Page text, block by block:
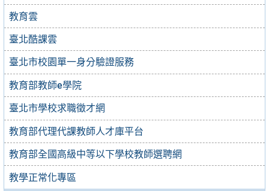
教育雲
臺北酷課雲
臺北市校園單一身分驗證服務
教育部教師e學院
臺北市學校求職徵才網
教育部代理代課教師人才庫平台
教育部全國高級中等以下學校教師選聘網
教學正常化專區